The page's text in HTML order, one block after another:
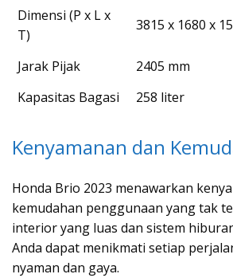
Dimensi (P x L x
T)
3815 x 1680 x
Jarak Pijak
2405 mm
Kapasitas Bagasi
258 liter
Kenyamanan dan
Honda Brio 2023 menawarkan
kemudahan penggunaan yang tak
interior yang luas dan sistem
Anda dapat menikmati setiap
nyaman dan gaya.